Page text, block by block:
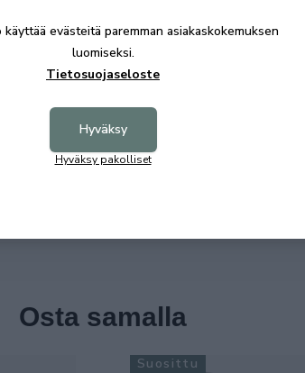
Eden-sijauspatjalla ja
wenge
Osta samalla
Suosittu
käyttää evästeitä paremman asiakaskokemuksen
luomiseksi.
Tietosuojaseloste
Hyväksy
Hyväksy pakolliset